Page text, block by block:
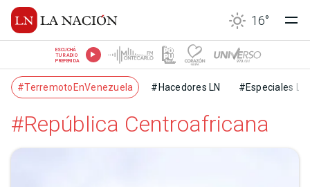
16°
ESCUCHÁ
TU RADIO
PREFERIDA
#TerremotoEnVenezuela #Hacedores LN #Especiales LN
#República Centroafricana